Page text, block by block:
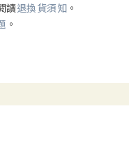
讀退換貨須知 。
。